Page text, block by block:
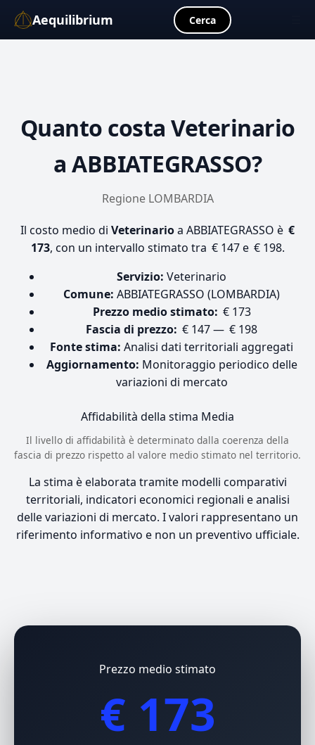
Aequilibrium Cerca
Quanto costa Veterinario
a ABBIATEGRASSO?
Regione LOMBARDIA
Il costo medio di Veterinarioa ABBIATEGRASSO è €
173, con un intervallo stimato tra € 147 e € 198.
Servizio: Veterinario
Comune: ABBIATEGRASSO (LOMBARDIA)
Prezzo medio stimato: € 173
Fascia di prezzo: € 147 — € 198
Fonte stima: Analisi dati territoriali aggregati
Aggiornamento: Monitoraggio periodico delle
variazioni di mercato
Affidabilità della stima Media
Il livello di affidabilità è determinato dalla coerenza della
fascia di prezzo rispetto al valore medio stimato nel territorio.
La stima è elaborata tramite modelli comparativi
territoriali, indicatori economici regionali e analisi
delle variazioni di mercato. I valori rappresentano un
riferimento informativo e non un preventivo ufficiale.
Prezzo medio stimato
€ 173